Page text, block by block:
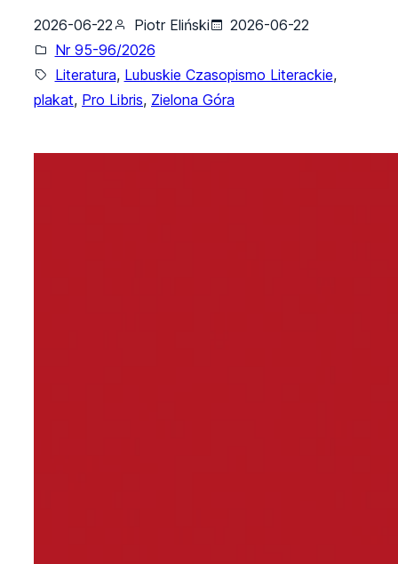
2026-06-22 Piotr Eliński
2026-06-22
Nr 95-96/2026
Literatura, Lubuskie Czasopismo Literackie,
plakat, Pro Libris, Zielona Góra